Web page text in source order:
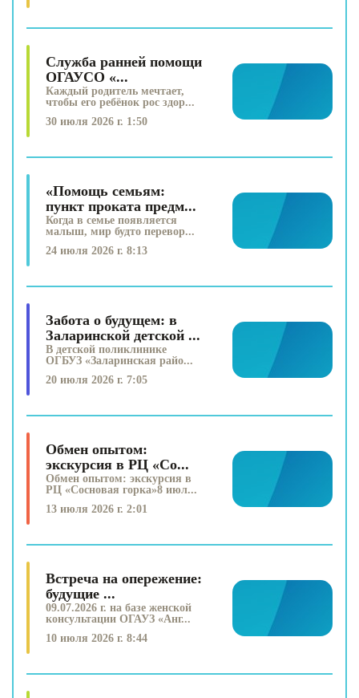
Служба ранней помощи
ОГАУСО «...
Каждый родитель мечтает,
чтобы его ребёнок рос здор...
30 июля 2026 г. 1:50
«Помощь семьям:
пункт проката предм...
Когда в семье появляется
малыш, мир будто перевор...
24 июля 2026 г. 8:13
Забота о будущем: в
Заларинской детской ...
В детской поликлинике
ОГБУЗ «Заларинская райо...
20 июля 2026 г. 7:05
Обмен опытом:
экскурсия в РЦ «Со...
Обмен опытом: экскурсия в
РЦ «Сосновая горка»8 июл...
13 июля 2026 г. 2:01
Встреча на опережение:
будущие ...
09.07.2026 г. на базе женской
консультации ОГАУЗ «Анг...
10 июля 2026 г. 8:44